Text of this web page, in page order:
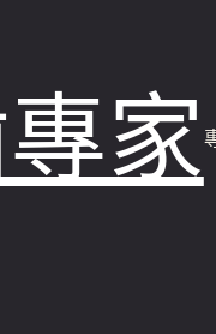
家